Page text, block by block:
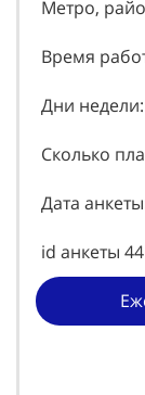
Метро,
Время
Дни
Сколько
Дата
id анкеты